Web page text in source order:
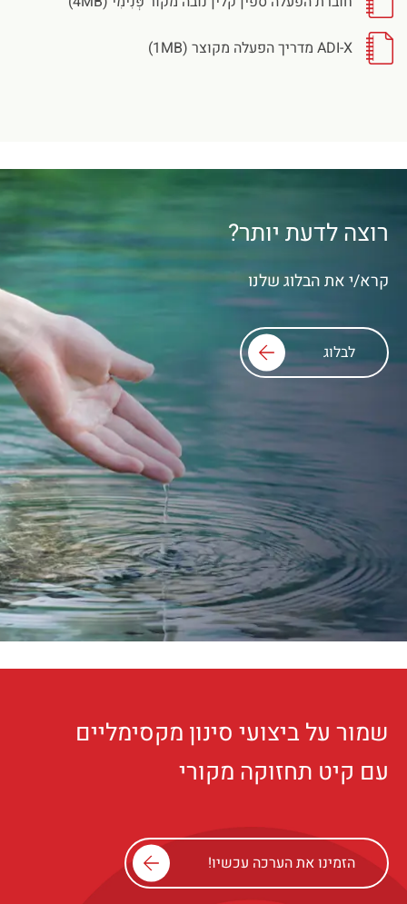
ADI-X מדריך הפעלה מקוצר (1MB)
רוצה לדעת יותר?
קרא/י את הבלוג שלנו
לבלוג
שמור על ביצועי סינון מקסימליים
עם קיט תחזוקה מקורי
הזמינו את הערכה עכשיו!